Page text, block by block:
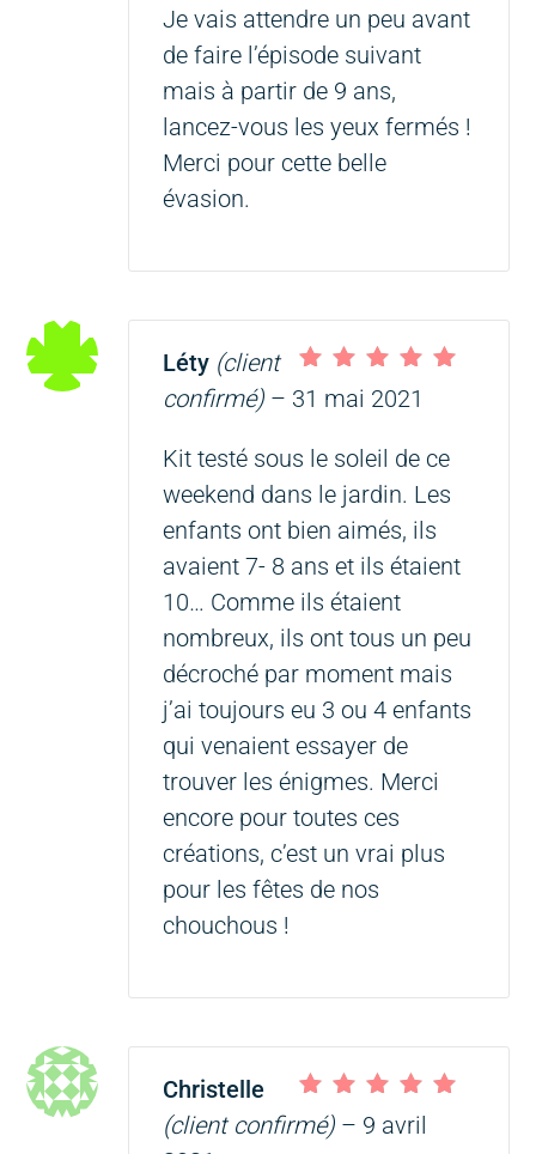
Je vais attendre un peu avant
de faire l’épisode suivant
mais à partir de 9 ans,
lancez-vous les yeux fermés !
Merci pour cette belle
évasion.
Note 5 sur 5
Léty (client
confirmé) – 31 mai 2021
Kit testé sous le soleil de ce
weekend dans le jardin. Les
enfants ont bien aimés, ils
avaient 7- 8 ans et ils étaient
10… Comme ils étaient
nombreux, ils ont tous un peu
décroché par moment mais
j’ai toujours eu 3 ou 4 enfants
qui venaient essayer de
trouver les énigmes. Merci
encore pour toutes ces
créations, c’est un vrai plus
pour les fêtes de nos
chouchous !
Note sur 5
Christelle
(client confirmé) – 9 avril